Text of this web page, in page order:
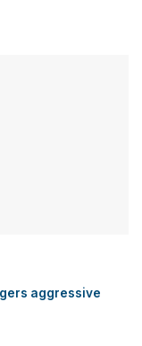
aggressive